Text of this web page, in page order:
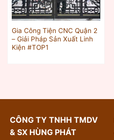
Gia Công Tiện CNC Quận 2
– Giải Pháp Sản Xuất Linh
Kiện #TOP1
CÔNG TY TNHH TMDV
& SX HÙNG PHÁT